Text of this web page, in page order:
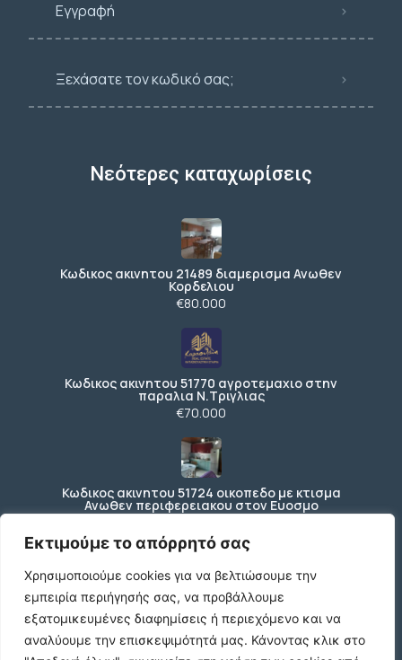
Εκτιμούμε το απόρρητό σας
Χρησιμοποιούμε cookies για να βελτιώσουμε την
εμπειρία περιήγησής σας, να προβάλλουμε
εξατομικευμένες διαφημίσεις ή περιεχόμενο και να
αναλύουμε την επισκεψιμότητά μας. Κάνοντας κλικ στο
Εγγραφή
Ξεχάσατε τον κωδικό σας;
Νεότερες καταχωρίσεις
Κωδικος ακινητου 21489 διαμερισμα Ανωθεν
Κορδελιου
€80.000
Κωδικος ακινητου 51770 αγροτεμαχιο στην
παραλια Ν.Τριγλιας
€70.000
Κωδικος ακινητου 51724 οικοπεδο με κτισμα
Ανωθεν περιφερειακου στον Ευοσμο
Ενοικιάζεται ισόγειο κατάστημα 200 τ.μ. με
197 τ.μ. εξωτερικό χώρο ΚΩΔ4270
€3.000 /μήνα